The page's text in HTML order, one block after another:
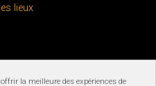
la meilleure des expériences de
lieux